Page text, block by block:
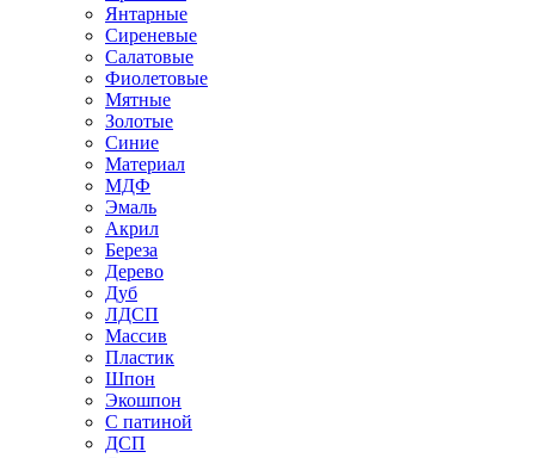
Янтарные
Сиреневые
Салатовые
Фиолетовые
Мятные
Золотые
Синие
Материал
МДФ
Эмаль
Акрил
Береза
Дерево
Дуб
ЛДСП
Массив
Пластик
Шпон
Экошпон
С патиной
ДСП